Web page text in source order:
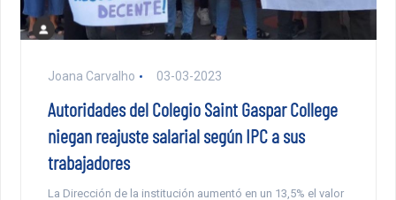
Joana Carvalho 03-03-2023
Autoridades del Colegio Saint Gaspar College
niegan reajuste salarial según IPC a sus
trabajadores
La Dirección de la institución aumentó en un 13,5% el valor